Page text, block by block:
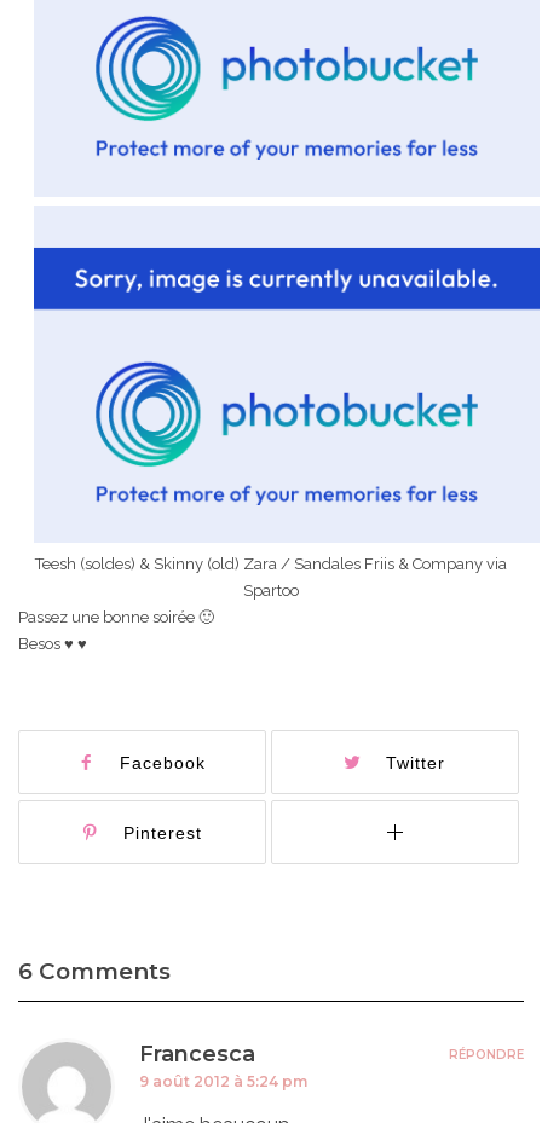
Teesh (soldes) & Skinny (old) Zara / Sandales Friis & Company via
Spartoo
Passez une bonne soirée 🙂
Besos ♥ ♥
Facebook Twitter
Pinterest
6 Comments
Francesca
9 août 2012 à 5:24 pm
RÉPONDRE